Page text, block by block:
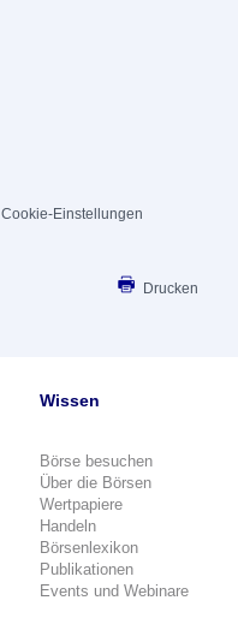
Cookie-Einstellungen
Drucken
Wissen
Börse besuchen
Über die Börsen
Wertpapiere
Handeln
Börsenlexikon
Publikationen
Events und Webinare